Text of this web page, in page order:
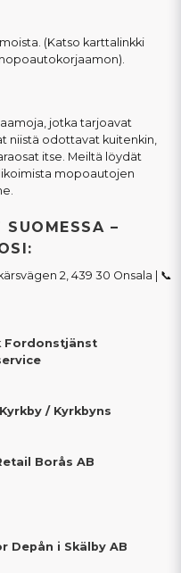
(Katso karttalinkki
jotka tarjoavat
niistä odottavat kuitenkin,
itse. Meiltä löydät
mopoautojen
–
2, 439 30 Onsala | 📞
Fordonstjänst
/ Kyrkbyns
Borås AB
Depån i Skälby AB